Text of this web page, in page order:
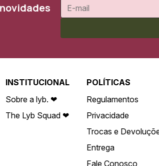
INSTITUCIONAL
Sobre a lyb. ❤
The Lyb Squad ❤
POLÍTICAS
Regulamentos
Privacidade
Trocas e
Entrega
Fale Conosco